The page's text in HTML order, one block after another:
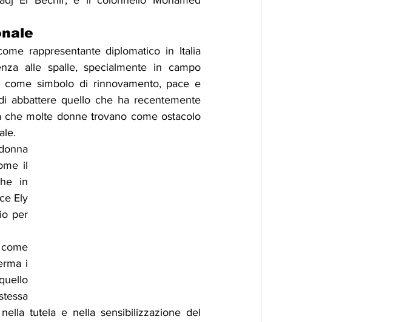
rappresentante diplomatico in Italia
alle spalle, specialmente in campo
simbolo di rinnovamento, pace e
abbattere quello che ha recentemente
che molte donne trovano come ostacolo
il
in
Ely
per
i
tutela e nella sensibilizzazione del